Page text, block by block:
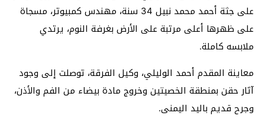
على جثة أحمد محمد نبيل 34 سنة، مهندس كمبيوتر، مسجاة
على ظهرها أعلى مرتبة على الأرض بغرفة النوم، يرتدي
ملابسه كاملة.
معاينة المقدم أحمد الوليلي، وكيل الفرقة، توصلت إلى وجود
آثار حقن بمنطقة الخصيتين وخروج مادة بيضاء من الفم والأذن،
وجرح قديم باليد اليمنى.